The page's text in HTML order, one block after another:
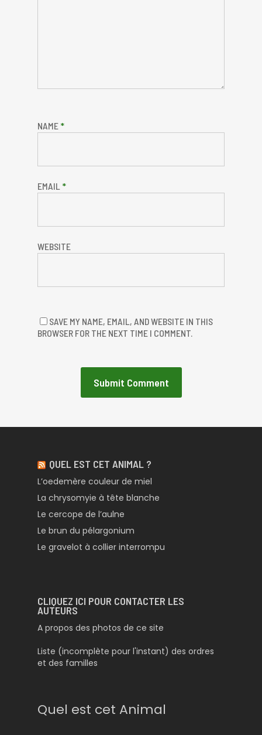
NAME *
EMAIL *
WEBSITE
SAVE MY NAME, EMAIL, AND WEBSITE IN THIS
BROWSER FOR THE NEXT TIME I COMMENT.
QUEL EST CET ANIMAL ?
L’oedemère couleur de miel
La chrysomyie à tête blanche
Le cercope de l’aulne
Le brun du pélargonium
Le gravelot à collier interrompu
CLIQUEZ ICI POUR CONTACTER LES
AUTEURS
A propos des photos de ce site
Liste (incomplète pour l'instant) des ordres
et des familles
Quel est cet Animal